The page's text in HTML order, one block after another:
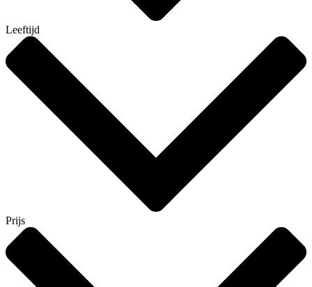
Leeftijd
Prijs